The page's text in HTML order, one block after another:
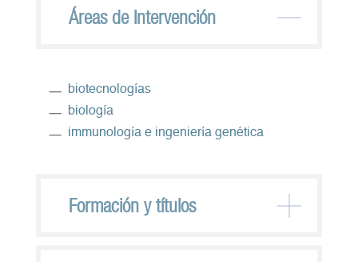
Áreas de Intervención
biotecnologías
biología
immunología e ingeniería genética
Formación y títulos